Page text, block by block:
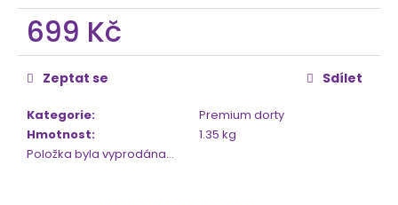
699 Kč
Měrná
cena:
Kategorie:
Premium dorty
Hmotnost:
1.35 kg
Položka byla vyprodána…
Zeptat se Sdílet
j
m
e